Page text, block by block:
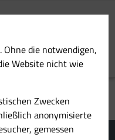
Ohne die notwendigen,
Website nicht wie
Zwecken
anonymisierte
gemessen